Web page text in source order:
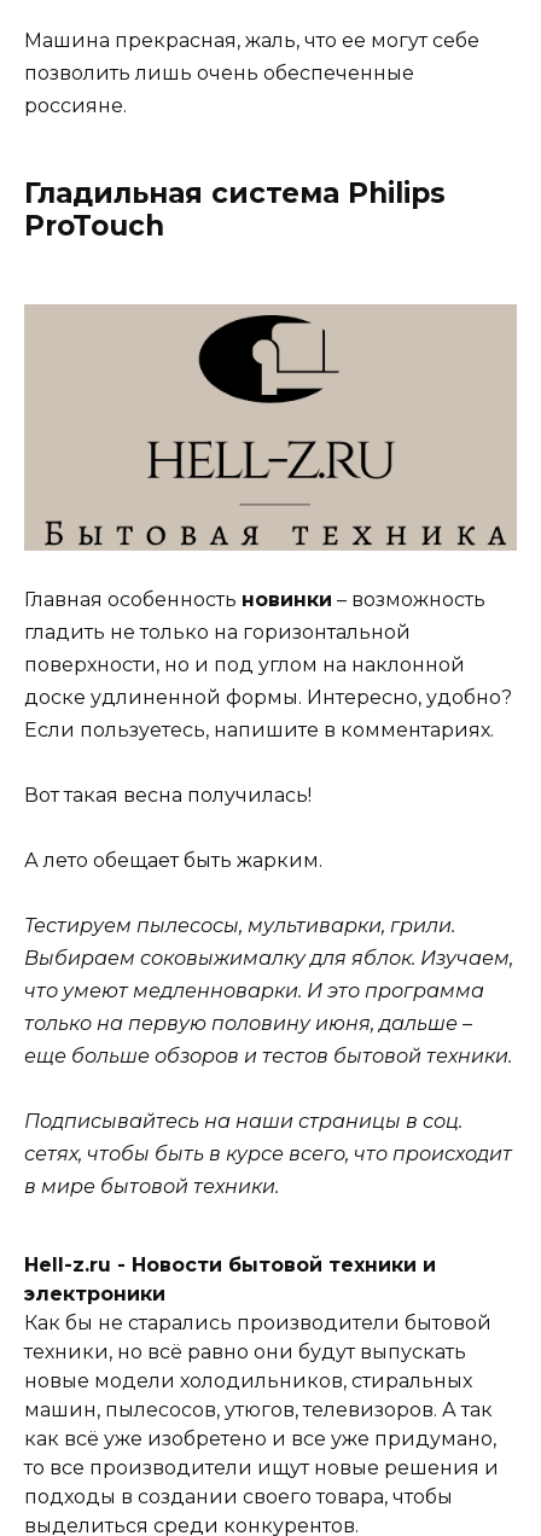
Машина прекрасная, жаль, что ее могут себе
позволить лишь очень обеспеченные
россияне.
Гладильная система Philips
ProTouch
Главная особенность новинки – возможность
гладить не только на горизонтальной
поверхности, но и под углом на наклонной
доске удлиненной формы. Интересно, удобно?
Если пользуетесь, напишите в комментариях.
Вот такая весна получилась!
А лето обещает быть жарким.
Тестируем пылесосы, мультиварки, грили.
Выбираем соковыжималку для яблок. Изучаем,
что умеют медленноварки. И это программа
только на первую половину июня, дальше –
еще больше обзоров и тестов бытовой техники.
Подписывайтесь на наши страницы в соц.
сетях, чтобы быть в курсе всего, что происходит
в мире бытовой техники.
Hell-z.ru - Новости бытовой техники и
электроники
Как бы не старались производители бытовой
техники, но всё равно они будут выпускать
новые модели холодильников, стиральных
машин, пылесосов, утюгов, телевизоров. А так
как всё уже изобретено и все уже придумано,
то все производители ищут новые решения и
подходы в создании своего товара, чтобы
выделиться среди конкурентов.